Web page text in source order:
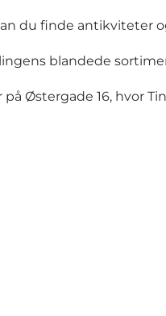
du finde antikviteter
blandede
Østergade 16, hvor